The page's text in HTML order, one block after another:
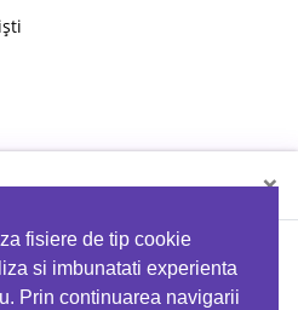
fisiere de tip cookie
si imbunatati experienta
Prin continuarea navigarii
×